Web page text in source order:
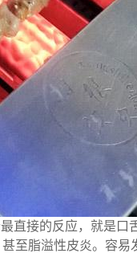
直接的反应，就是口
至脂溢性皮炎。 容易